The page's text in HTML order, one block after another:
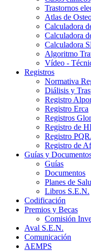
Trastornos
Atlas de
Calculadora
Calculadora
Calculadora
Algoritmo
Vídeo -
Registros
Normativa
Diálisis y
Registro
Registro Erca
Registros
Registro de
Registro
Registro de
Guías y
Guías
Documentos
Planes de
Libros S.E.N.
Codificación
Premios y Becas
Comisión
Aval S.E.N.
Comunicación
AEMPS